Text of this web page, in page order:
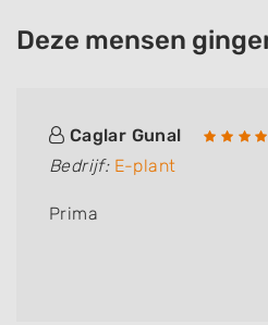
Deze mensen
Caglar Gunal
Bedrijf: E-plant
Prima